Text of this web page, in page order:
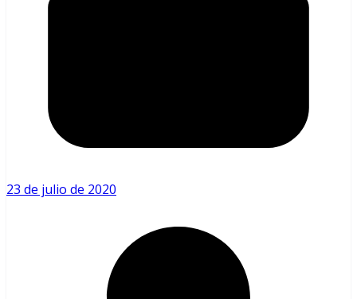
23 de julio de 2020